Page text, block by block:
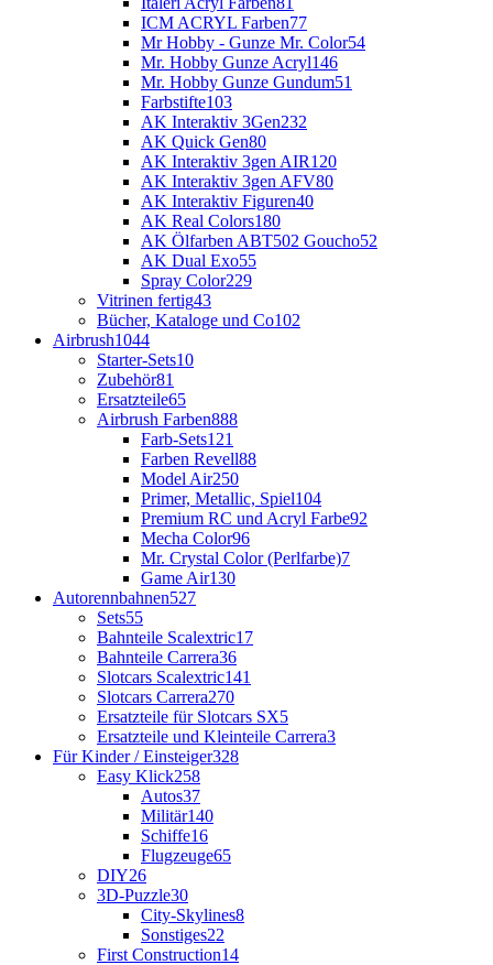
ICM ACRYL Farben77
Mr Hobby - Gunze Mr. Color54
Mr. Hobby Gunze Acryl146
Mr. Hobby Gunze Gundum51
Farbstifte103
AK Interaktiv 3Gen232
AK Quick Gen80
AK Interaktiv 3gen AIR120
AK Interaktiv 3gen AFV80
AK Interaktiv Figuren40
AK Real Colors180
AK Ölfarben ABT502 Goucho52
AK Dual Exo55
Spray Color229
Vitrinen fertig43
Bücher, Kataloge und Co102
Airbrush1044
Starter-Sets10
Zubehör81
Ersatzteile65
Airbrush Farben888
Farb-Sets121
Farben Revell88
Model Air250
Primer, Metallic, Spiel104
Premium RC und Acryl Farbe92
Mecha Color96
Mr. Crystal Color (Perlfarbe)7
Game Air130
Autorennbahnen527
Sets55
Bahnteile Scalextric17
Bahnteile Carrera36
Slotcars Scalextric141
Slotcars Carrera270
Ersatzteile für Slotcars SX5
Ersatzteile und Kleinteile Carrera3
Für Kinder / Einsteiger328
Easy Klick258
Autos37
Militär140
Schiffe16
Flugzeuge65
DIY26
3D-Puzzle30
City-Skylines8
Sonstiges22
First Construction14